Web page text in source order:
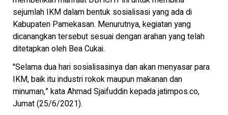
sejumlah IKM dalam bentuk sosialisasi yang ada di
Kabupaten Pamekasan. Menurutnya, kegiatan yang
dicanangkan tersebut sesuai dengan arahan yang telah
ditetapkan oleh Bea Cukai.
"Selama dua hari sosialisasinya dan akan menyasar para
IKM, baik itu industri rokok maupun makanan dan
minuman,” kata Ahmad Sjaifuddin kepada jatimpos.co,
Jumat (25/6/2021).